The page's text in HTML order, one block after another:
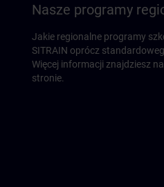
Nasze programy
Jakie regionalne programy
SITRAIN oprócz
Więcej informacji znajdziesz
stronie.